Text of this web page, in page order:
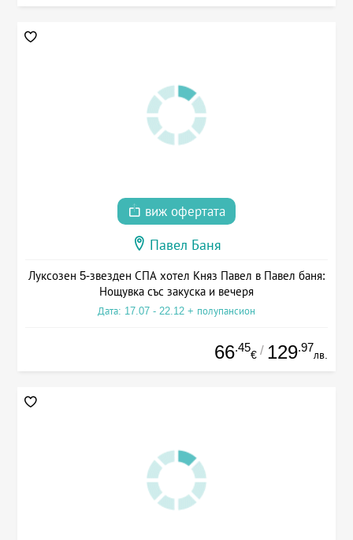
виж офертата
Павел Баня
Луксозен 5-звезден СПА хотел Княз Павел в Павел баня:
Нощувка със закуска и вечеря
Дата: 17.07 - 22.12 + полупансион
66.45
€ / 129.97
лв.